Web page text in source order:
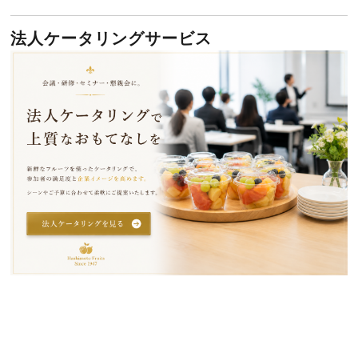
法人ケータリングサービス